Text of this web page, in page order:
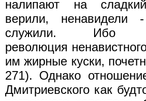
налипают на
верили, ненавидели
служили. Ибо
революция
им жирные куски,
271). Однако
Дмитриевского как